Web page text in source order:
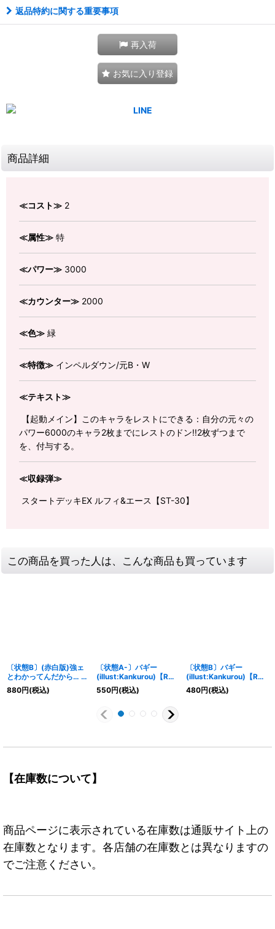
返品特約に関する重要事項
再入荷
お気に入り登録
商品詳細
≪コスト≫ 2
≪属性≫ 特
≪パワー≫ 3000
≪カウンター≫ 2000
≪色≫ 緑
≪特徴≫ インペルダウン/元B・W
≪テキスト≫
【起動メイン】このキャラをレストにできる：自分の元々の
パワー6000のキャラ2枚までにレストのドン!!2枚ずつまで
を、付与する。
≪収録弾≫
スタートデッキEX ルフィ&エース【ST-30】
この商品を買った人は、こんな商品も買っています
〔状態B〕(赤白版)強ェ
とわかってんだから… 始
めから全開だ!!!【R】
{OP13-040}
880円(税込)
〔状態A-〕バギー
(illust:Kankurou)【R】
{OP13-072}
550円(税込)
〔状態B〕バギー
(illust:Kankurou)【R】
{OP13-072}
480円(税込)
【在庫数について】
商品ページに表示されている在庫数は通販サイト上の
在庫数となります。各店舗の在庫数とは異なりますの
でご注意ください。